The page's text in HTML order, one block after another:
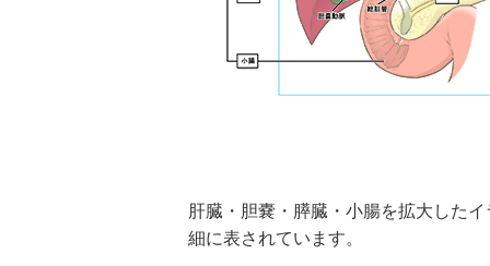
肝臓・胆嚢・膵臓・小腸を拡大した
細に表されています。